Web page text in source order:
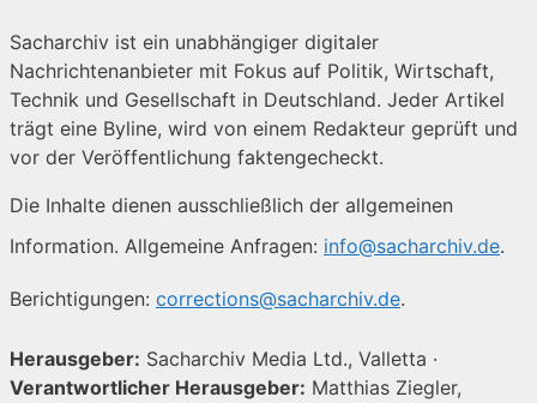
Sacharchiv ist ein unabhängiger digitaler
Nachrichtenanbieter mit Fokus auf Politik, Wirtschaft,
Technik und Gesellschaft in Deutschland. Jeder Artikel
trägt eine Byline, wird von einem Redakteur geprüft und
vor der Veröffentlichung faktengecheckt.
Die Inhalte dienen ausschließlich der allgemeinen
Information. Allgemeine Anfragen: info@sacharchiv.de.
Berichtigungen: corrections@sacharchiv.de.
Herausgeber: Sacharchiv Media Ltd., Valletta ·
Verantwortlicher Herausgeber: Matthias Ziegler,